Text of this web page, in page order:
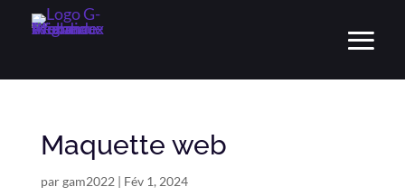
Maquette web
pargam2022 | Fév 1, 2024